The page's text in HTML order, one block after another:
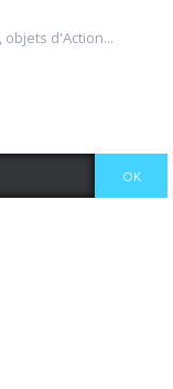
d'Action...